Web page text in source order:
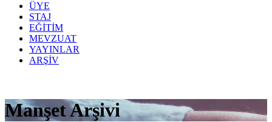
ÜYE
STAJ
EĞİTİM
MEVZUAT
YAYINLAR
ARŞİV
Manşet Arşivi